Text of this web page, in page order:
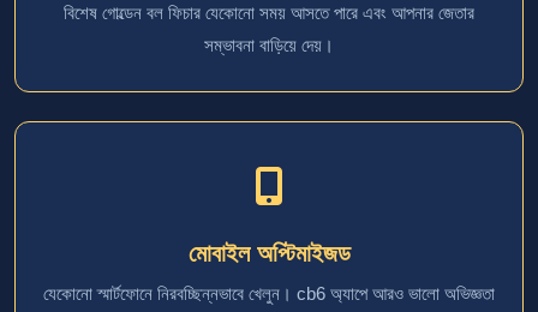
বিশেষ গোল্ডেন বল ফিচার যেকোনো সময় আসতে পারে এবং আপনার জেতার
সম্ভাবনা বাড়িয়ে দেয়।
মোবাইল অপ্টিমাইজড
যেকোনো স্মার্টফোনে নিরবচ্ছিন্নভাবে খেলুন। cb6 অ্যাপে আরও ভালো অভিজ্ঞতা